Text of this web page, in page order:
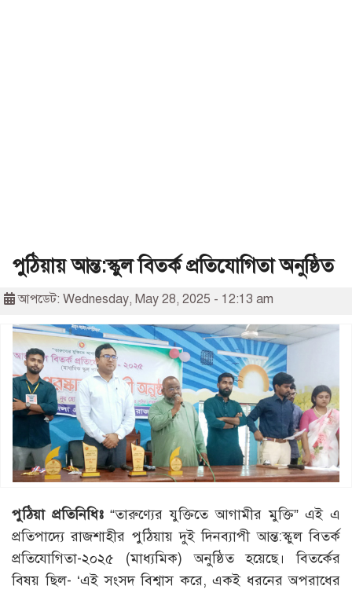
পুঠিয়ায় আন্ত:স্কুল বিতর্ক প্রতিযোগিতা অনুষ্ঠিত
আপডেট: Wednesday, May 28, 2025 - 12:13 am
পুঠিয়া প্রতিনিধিঃ“তারুণ্যের যুক্তিতে আগামীর মুক্তি” এই এ
প্রতিপাদ্যে রাজশাহীর পুঠিয়ায় দুই দিনব্যাপী আন্ত:স্কুল বিতর্ক
প্রতিযোগিতা-২০২৫ (মাধ্যমিক) অনুষ্ঠিত হয়েছে। বিতর্কের
বিষয় ছিল- ‘এই সংসদ বিশ্বাস করে, একই ধরনের অপরাধের